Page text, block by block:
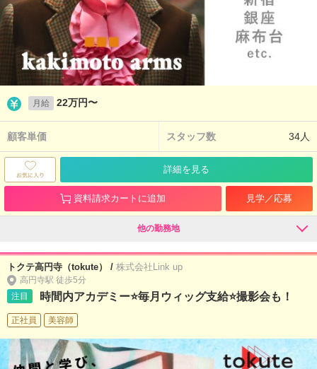
月給 22万円〜
顧客単価 スタッフ数 34人
詳細を見る
資料請求カートに追加 見学／応募
他の勤務地
トクテ高円寺（tokute） / 株式会社Link up
高円寺駅 徒歩5分
注目
時間内アカデミー⭐毎月ウィッグ支給⭐撮影会も！
正社員 美容師